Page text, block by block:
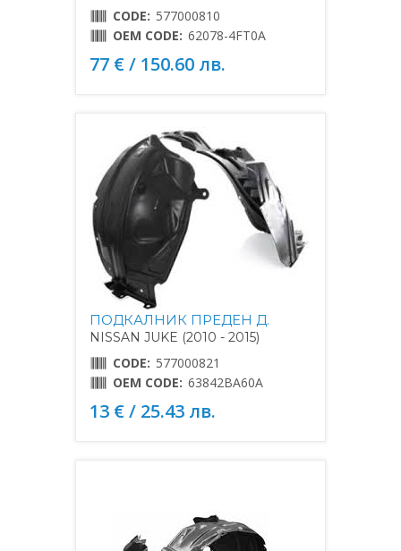
CODE: 577000810
OEM CODE: 62078-4FT0A
77 € / 150.60 лв.
ПОДКАЛНИК ПРЕДЕН Д.
NISSAN JUKE (2010 - 2015)
CODE: 577000821
OEM CODE: 63842BA60A
13 € / 25.43 лв.